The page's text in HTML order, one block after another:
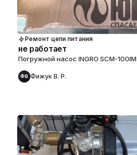
Ремонт цепи питания
не работает
Погружной насос INGRO SCM-100IM
ФВ Фижук В. Р.